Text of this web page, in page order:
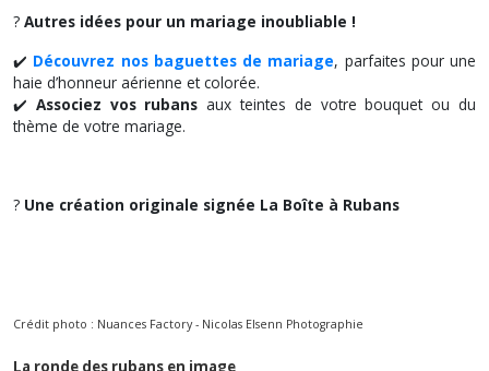
? Autres idées pour un mariage inoubliable !
✔️ Découvrez nos baguettes de mariage, parfaites pour une
haie d’honneur aérienne et colorée.
✔️ Associez vos rubans aux teintes de votre bouquet ou du
thème de votre mariage.
? Une création originale signée La Boîte à Rubans
Crédit photo : Nuances Factory - Nicolas Elsenn Photographie
La ronde des rubans en image